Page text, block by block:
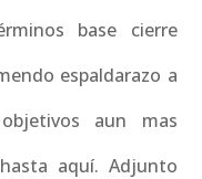
base cierre
espaldarazo a
aun mas
aquí. Adjunto